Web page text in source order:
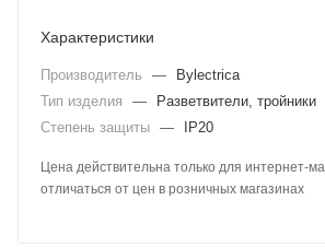
Характеристики
Производитель —
Bylectrica
Тип изделия
—
Разветвители, тройники
Степень защиты — IP20
Цена действительна только для интернет-
отличаться от цен в розничных магазинах